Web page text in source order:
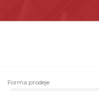
Forma prodeje